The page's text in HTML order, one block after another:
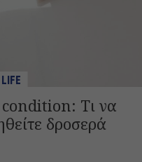
LIFE
Τι να
δροσερά